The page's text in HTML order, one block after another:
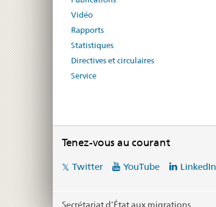
Vidéo
Rapports
Statistiques
Directives et circulaires
Service
Tenez-vous au courant
SocialTwitter YouTube LinkedIn
Secrétariat d’État aux migrations